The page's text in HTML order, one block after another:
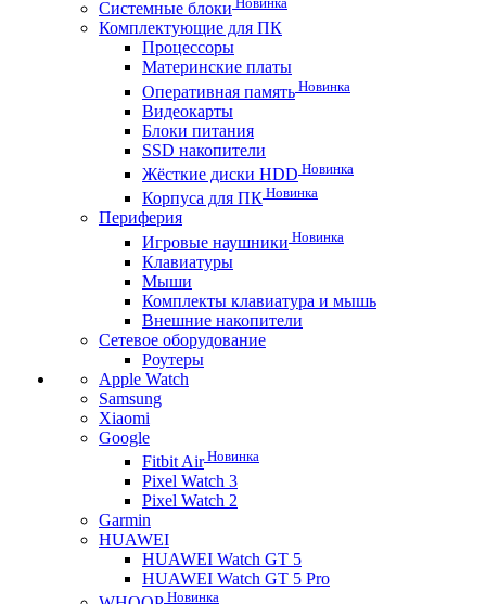
Системные блоки
Комплектующие для ПК
Процессоры
Материнские платы
Оперативная память Новинка
Видеокарты
Блоки питания
SSD накопители
Жёсткие диски HDD Новинка
Корпуса для ПК Новинка
Периферия
Игровые наушники Новинка
Клавиатуры
Мыши
Комплекты клавиатура и мышь
Внешние накопители
Сетевое оборудование
Роутеры
Apple Watch
Samsung
Xiaomi
Google
Fitbit AirНовинка
Pixel Watch 3
Pixel Watch 2
Garmin
HUAWEI
HUAWEI Watch GT 5
HUAWEI Watch GT 5 Pro
Новинка